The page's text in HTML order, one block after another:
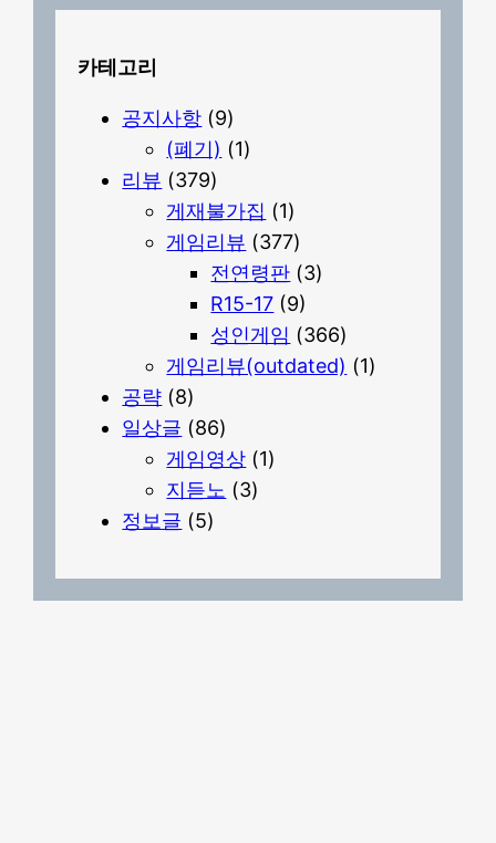
카테고리
공지사항 (9)
(폐기) (1)
리뷰 (379)
게재불가집 (1)
게임리뷰 (377)
전연령판 (3)
R15-17 (9)
성인게임 (366)
게임리뷰(outdated) (1)
공략 (8)
일상글 (86)
게임영상 (1)
지듣노 (3)
정보글 (5)